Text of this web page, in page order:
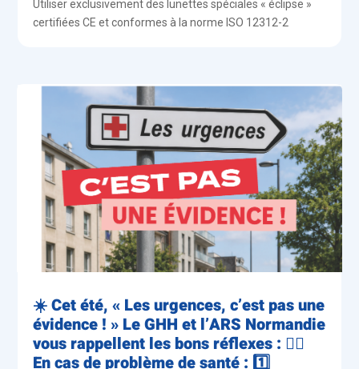
Utiliser exclusivement des lunettes spéciales « éclipse »
certifiées CE et conformes à la norme ISO 12312-2
☀️ Cet été, « Les urgences, c’est pas une
évidence ! » Le GHH et l’ARS Normandie
vous rappellent les bons réflexes : 👨‍⚕️
En cas de problème de santé : 1️⃣